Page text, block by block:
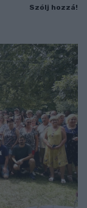
Szólj hozzá!